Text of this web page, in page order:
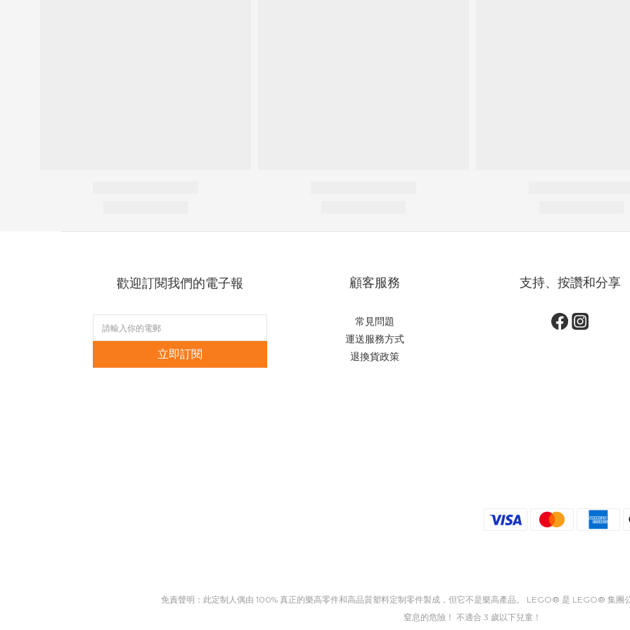
歡迎訂閱我們的電子報
立即訂閱
顧客服務
常見問題
運送服務方式
退換貨政策
支持、按讚和分享
免責聲明：此定制人偶由 100% 真正的樂高零件和高品質塑料定制零件製成，但它不是樂高產品。 LEGO® 是 LEGO® 集團
窒息的危險！ 不適合 3 歲以下兒童！